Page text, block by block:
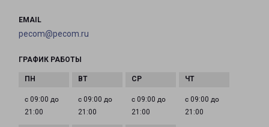
EMAIL
pecom@pecom.ru
ГРАФИК РАБОТЫ
с 09:00 до
21:00
с 09:00 до
21:00
с 09:00 до
21:00
с 09:00 до
21:00